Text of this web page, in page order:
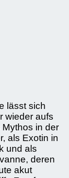
lässt sich
wieder aufs
in der
als Exotin in
und als
deren
akut